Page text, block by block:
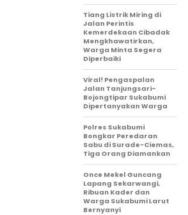
Tiang Listrik Miring di
Jalan Perintis
Kemerdekaan Cibadak
Mengkhawatirkan,
Warga Minta Segera
Diperbaiki
Viral! Pengaspalan
Jalan Tanjungsari-
Bojongtipar Sukabumi
Dipertanyakan Warga
Polres Sukabumi
Bongkar Peredaran
Sabu di Surade-Ciemas,
Tiga Orang Diamankan
Once Mekel Guncang
Lapang Sekarwangi,
Ribuan Kader dan
Warga Sukabumi Larut
Bernyanyi